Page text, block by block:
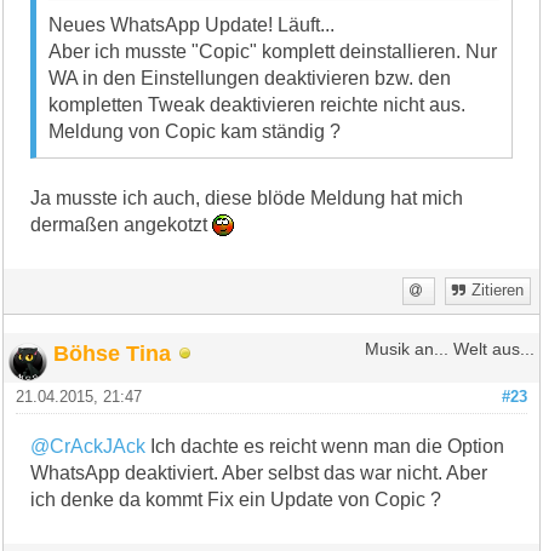
Neues WhatsApp Update! Läuft...
Aber ich musste "Copic" komplett deinstallieren. Nur
WA in den Einstellungen deaktivieren bzw. den
kompletten Tweak deaktivieren reichte nicht aus.
Meldung von Copic kam ständig ?
Ja musste ich auch, diese blöde Meldung hat mich
dermaßen angekotzt
Zitieren
Böhse Tina Musik an... Welt aus...
#23
21.04.2015, 21:47
@CrAckJAck Ich dachte es reicht wenn man die Option
WhatsApp deaktiviert. Aber selbst das war nicht. Aber
ich denke da kommt Fix ein Update von Copic ?